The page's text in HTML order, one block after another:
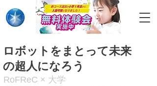
ロボットをまとって​未来
の超人になろう
RoFReC × 大学